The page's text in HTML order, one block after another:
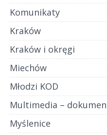
Komunikaty
Kraków
Kraków i okręgi
Miechów
Młodzi KOD
Multimedia –
Myślenice